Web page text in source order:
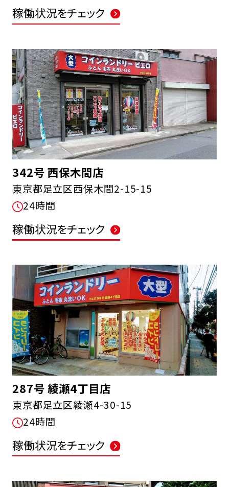
稼働状況をチェック
342号 西保木間店
東京都足立区西保木間2-15-15
24時間
稼働状況をチェック
287号 綾瀬4丁目店
東京都足立区綾瀬4-30-15
24時間
稼働状況をチェック